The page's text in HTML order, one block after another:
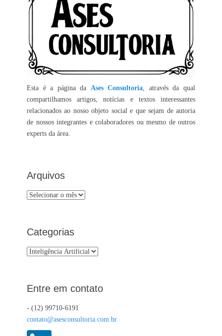
Esta é a página da Ases Consultoria , através da qual
compartilhamos artigos, notícias e textos interessantes
relacionados ao nosso objeto social e que sejam de autoria
de nossos integrantes e colaboradores ou mesmo de outros
experts da área.
Arquivos
Arquivos
Categorias
Categorias
Entre em contato
- (12) 99710-6191
contato@asesconsultoria.com.br